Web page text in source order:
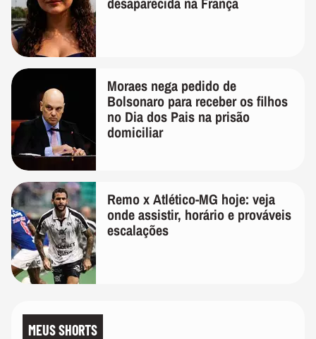
Moraes nega pedido de
Bolsonaro para receber os filhos
no Dia dos Pais na prisão
domiciliar
Remo x Atlético-MG hoje: veja
onde assistir, horário e prováveis
escalações
MEUS SHORTS